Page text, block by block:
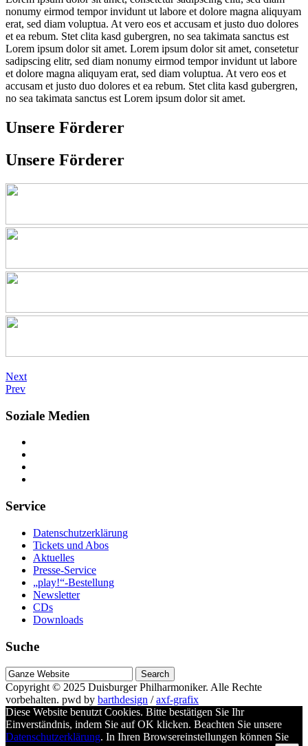
nonumy eirmod tempor invidunt ut labore et dolore magna aliquyam
erat, sed diam voluptua. At vero eos et accusam et justo duo dolores
et ea rebum. Stet clita kasd gubergren, no sea takimata sanctus est
Lorem ipsum dolor sit amet. Lorem ipsum dolor sit amet, consetetur
sadipscing elitr, sed diam nonumy eirmod tempor invidunt ut labore
et dolore magna aliquyam erat, sed diam voluptua. At vero eos et
accusam et justo duo dolores et ea rebum. Stet clita kasd gubergren,
no sea takimata sanctus est Lorem ipsum dolor sit amet.
Unsere Förderer
Unsere Förderer
Next
Prev
Soziale Medien
Service
Datenschutzerklärung
Tickets und Abos
Aktuelles
Presse-Service
„play!“-Bestellung
Newsletter
CDs
Downloads
Suche
Suche
nach
Copyright © 2025 Duisburger Philharmoniker. Alle Rechte
vorbehalten. pwd by barthdesign /axf-grafix
Diese Website benutzt Cookies. Bitte bestätigen Sie Ihr
Einverständnis, indem Sie auf OK klicken. Beachten Sie unsere
Datenschutzerklärung. In Ihren Browsereinstellungen können Sie